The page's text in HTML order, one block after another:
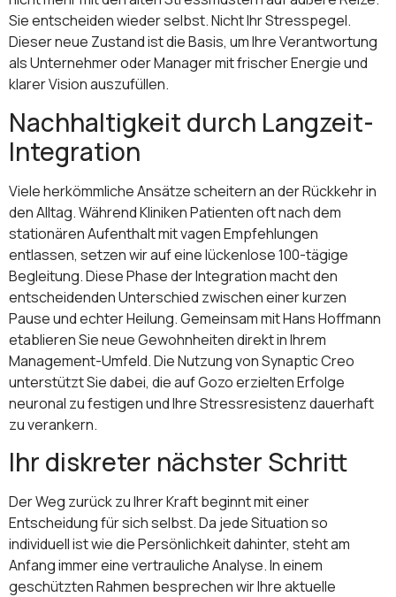
Sie entscheiden wieder selbst. Nicht Ihr Stresspegel.
Dieser neue Zustand ist die Basis, um Ihre Verantwortung
als Unternehmer oder Manager mit frischer Energie und
klarer Vision auszufüllen.
Nachhaltigkeit durch Langzeit-
Integration
Viele herkömmliche Ansätze scheitern an der Rückkehr in
den Alltag. Während Kliniken Patienten oft nach dem
stationären Aufenthalt mit vagen Empfehlungen
entlassen, setzen wir auf eine lückenlose 100-tägige
Begleitung. Diese Phase der Integration macht den
entscheidenden Unterschied zwischen einer kurzen
Pause und echter Heilung. Gemeinsam mit Hans Hoffmann
etablieren Sie neue Gewohnheiten direkt in Ihrem
Management-Umfeld. Die Nutzung von Synaptic Creo
unterstützt Sie dabei, die auf Gozo erzielten Erfolge
neuronal zu festigen und Ihre Stressresistenz dauerhaft
zu verankern.
Ihr diskreter nächster Schritt
Der Weg zurück zu Ihrer Kraft beginnt mit einer
Entscheidung für sich selbst. Da jede Situation so
individuell ist wie die Persönlichkeit dahinter, steht am
Anfang immer eine vertrauliche Analyse. In einem
geschützten Rahmen besprechen wir Ihre aktuelle